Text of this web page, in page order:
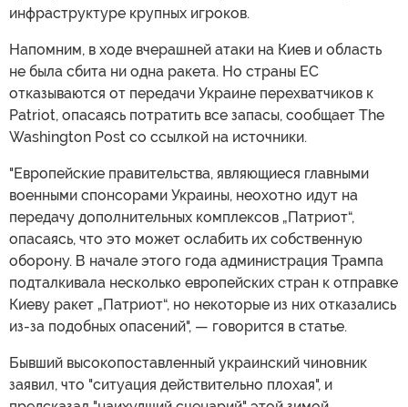
инфраструктуре крупных игроков.
Напомним, в ходе вчерашней атаки на Киев и область
не была сбита ни одна ракета. Но страны ЕС
отказываются от передачи Украине перехватчиков к
Patriot, опасаясь потратить все запасы, сообщает The
Washington Post со ссылкой на источники.
"Европейские правительства, являющиеся главными
военными спонсорами Украины, неохотно идут на
передачу дополнительных комплексов „Патриот“,
опасаясь, что это может ослабить их собственную
оборону. В начале этого года администрация Трампа
подталкивала несколько европейских стран к отправке
Киеву ракет „Патриот“, но некоторые из них отказались
из-за подобных опасений", — говорится в статье.
Бывший высокопоставленный украинский чиновник
заявил, что "ситуация действительно плохая", и